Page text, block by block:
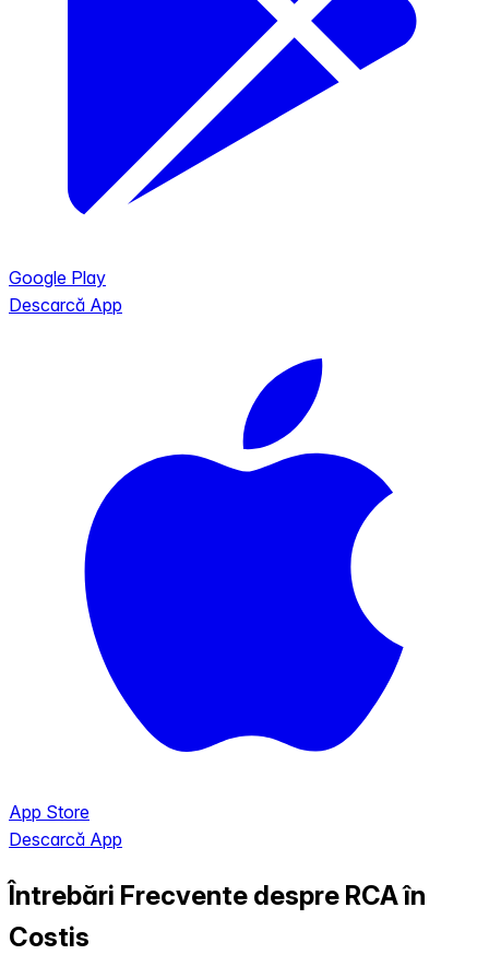
Google Play
Descarcă App
App Store
Descarcă App
Întrebări Frecvente despre RCA în
Costis